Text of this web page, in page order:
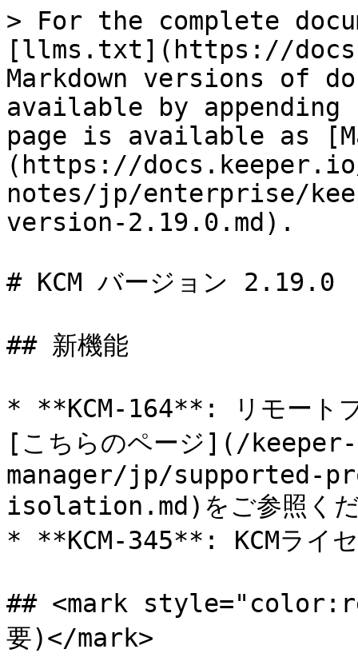
> For the complete
[llms.txt](https://
Markdown versions of
available by
page is available as
(https://
notes/jp/enterprise/
version-2.19.0.md).
# KCM バージョン 2.19.0
## 新機能
* **KCM-164**: リモート
[こちらのページ](/
manager/jp/supported-
isolation.md)をご参照く
* **KCM-345**: KCMライセ
## <mark
要)</mark>